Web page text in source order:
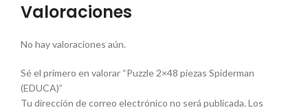
Valoraciones
No hay valoraciones aún.
Sé el primero en valorar “Puzzle 2×48 piezas Spiderman
(EDUCA)”
Tu dirección de correo electrónico no será publicada. Los